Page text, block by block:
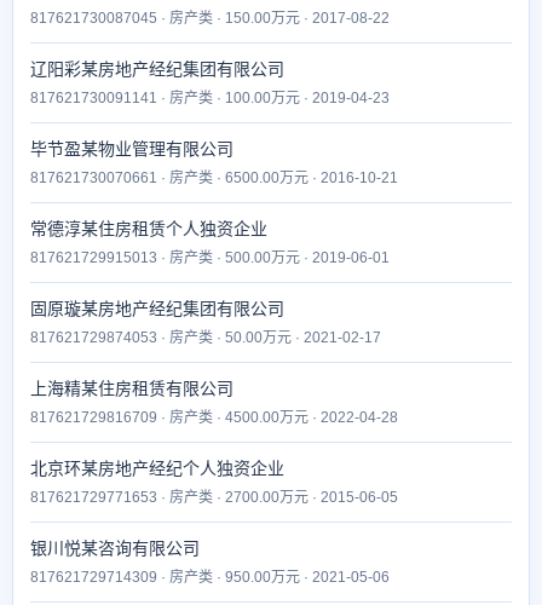
817621730087045 · 房产类 · 150.00万元 · 2017-08-22
辽阳彩某房地产经纪集团有限公司
817621730091141 · 房产类 · 100.00万元 · 2019-04-23
毕节盈某物业管理有限公司
817621730070661 · 房产类 · 6500.00万元 · 2016-10-21
常德淳某住房租赁个人独资企业
817621729915013 · 房产类 · 500.00万元 · 2019-06-01
固原璇某房地产经纪集团有限公司
817621729874053 · 房产类 · 50.00万元 · 2021-02-17
上海精某住房租赁有限公司
817621729816709 · 房产类 · 4500.00万元 · 2022-04-28
北京环某房地产经纪个人独资企业
817621729771653 · 房产类 · 2700.00万元 · 2015-06-05
银川悦某咨询有限公司
817621729714309 · 房产类 · 950.00万元 · 2021-05-06